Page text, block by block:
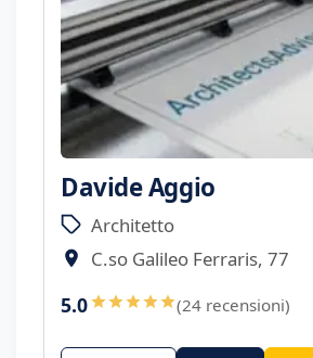
Davide Aggio
Architetto
C.so Galileo Ferraris, 77
5.0 (24 recensioni)